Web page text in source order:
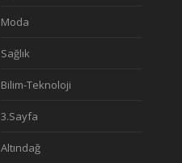
Moda
Sağlık
Bilim-Teknoloji
3.Sayfa
Altındağ